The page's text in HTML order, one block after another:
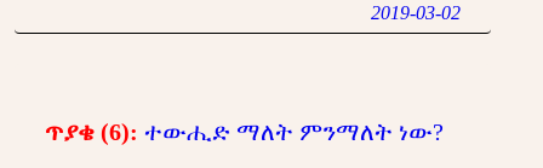
2019-03-02
ጥያቄ (6): ተውሒድ ማለት ምንማለት ነው?